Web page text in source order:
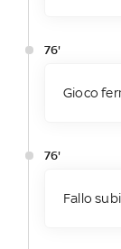
76'
Gioco
76'
Fallo